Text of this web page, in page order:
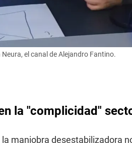
el canal de Alejandro Fantino.
la "complicidad"
la maniobra desestabilizadora